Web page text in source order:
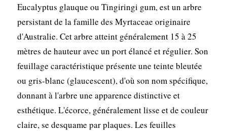
Eucalyptus glauque ou Tingiringi gum, est un arbre
persistant de la famille des Myrtaceae originaire
d'Australie. Cet arbre atteint généralement 15 à 25
mètres de hauteur avec un port élancé et régulier. Son
feuillage caractéristique présente une teinte bleutée
ou gris-blanc (glaucescent), d'où son nom spécifique,
donnant à l'arbre une apparence distinctive et
esthétique. L'écorce, généralement lisse et de couleur
claire, se desquame par plaques. Les feuilles